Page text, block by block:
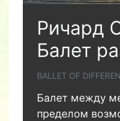
Ричард
Балет
BALLET OF
Балет между
пределом